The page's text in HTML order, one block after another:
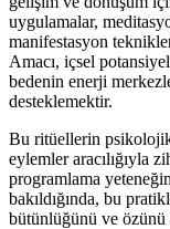
uygulamalar,
manifestasyon
Amacı, içsel
bedenin enerji
desteklemektir.
Bu ritüellerin
eylemler aracılığıyla
programlama
bakıldığında, bu
bütünlüğünü ve özünü